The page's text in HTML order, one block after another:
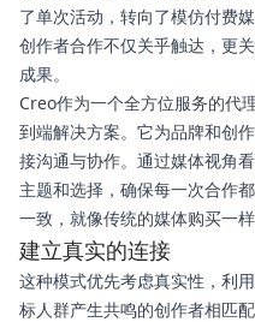
了单次活动，转向了模仿付费
创作者合作不仅关乎触达，更
成果。
Creo作为一个全方位服务的代
到端解决方案。它为品牌和创
接沟通与协作。通过媒体视角
主题和选择，确保每一次合作
一致，就像传统的媒体购买一样
建立真实的连接
这种模式优先考虑真实性，利
标人群产生共鸣的创作者相匹